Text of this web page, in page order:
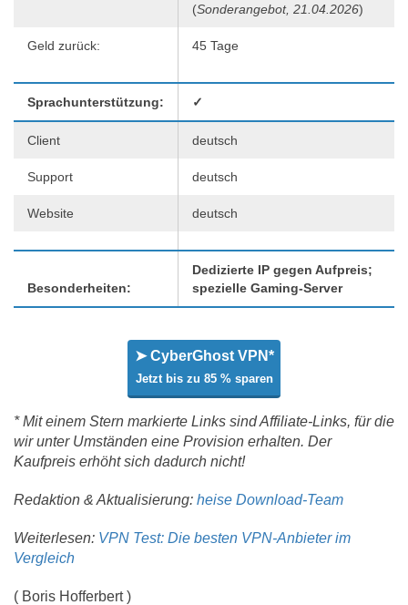
(Sonderangebot, 21.04.2026)
Geld zurück: 45 Tage
Sprachunterstützung: ✓
Client deutsch
Support deutsch
Website deutsch
Besonderheiten:
Dedizierte IP gegen Aufpreis;
spezielle Gaming-Server
➤ CyberGhost VPN*
Jetzt bis zu 85 % sparen
* Mit einem Stern markierte Links sind Affiliate-Links, für die
wir unter Umständen eine Provision erhalten. Der
Kaufpreis erhöht sich dadurch nicht!
Redaktion & Aktualisierung: heise Download-Team
Weiterlesen: VPN Test: Die besten VPN-Anbieter im
Vergleich
( Boris Hofferbert )